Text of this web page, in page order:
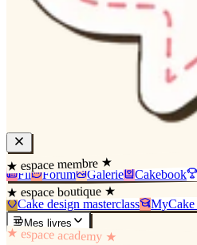
★ espace membre ★
Fil Forum Galerie Cakebook
★ espace boutique ★
Cake design masterclass MyCake
Mes livres
★ espace academy ★